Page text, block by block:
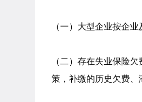
（一）大型企业按企
（二）存在失业保险
策，补缴的历史欠费、